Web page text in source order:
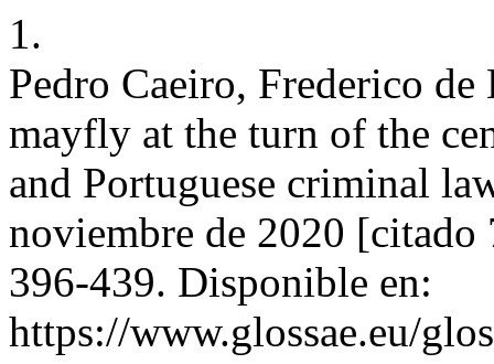
1.
Pedro Caeiro, Frederico
mayfly at the turn of the
and Portuguese criminal
noviembre de 2020
396-439. Disponible en:
https://www.glossae.eu/